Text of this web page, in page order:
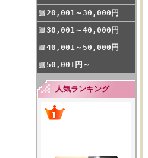
20,001～30,000円
30,001～40,000円
40,001～50,000円
50,001円～
人気ランキング